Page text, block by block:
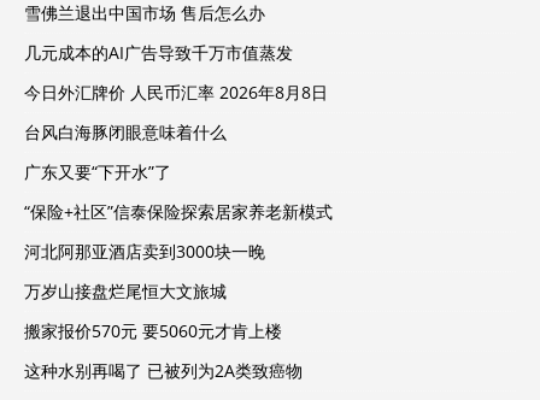
雪佛兰退出中国市场 售后怎么办
几元成本的AI广告导致千万市值蒸发
今日外汇牌价 人民币汇率 2026年8月8日
台风白海豚闭眼意味着什么
广东又要“下开水”了
“保险+社区”信泰保险探索居家养老新模式
河北阿那亚酒店卖到3000块一晚
万岁山接盘烂尾恒大文旅城
搬家报价570元 要5060元才肯上楼
这种水别再喝了 已被列为2A类致癌物